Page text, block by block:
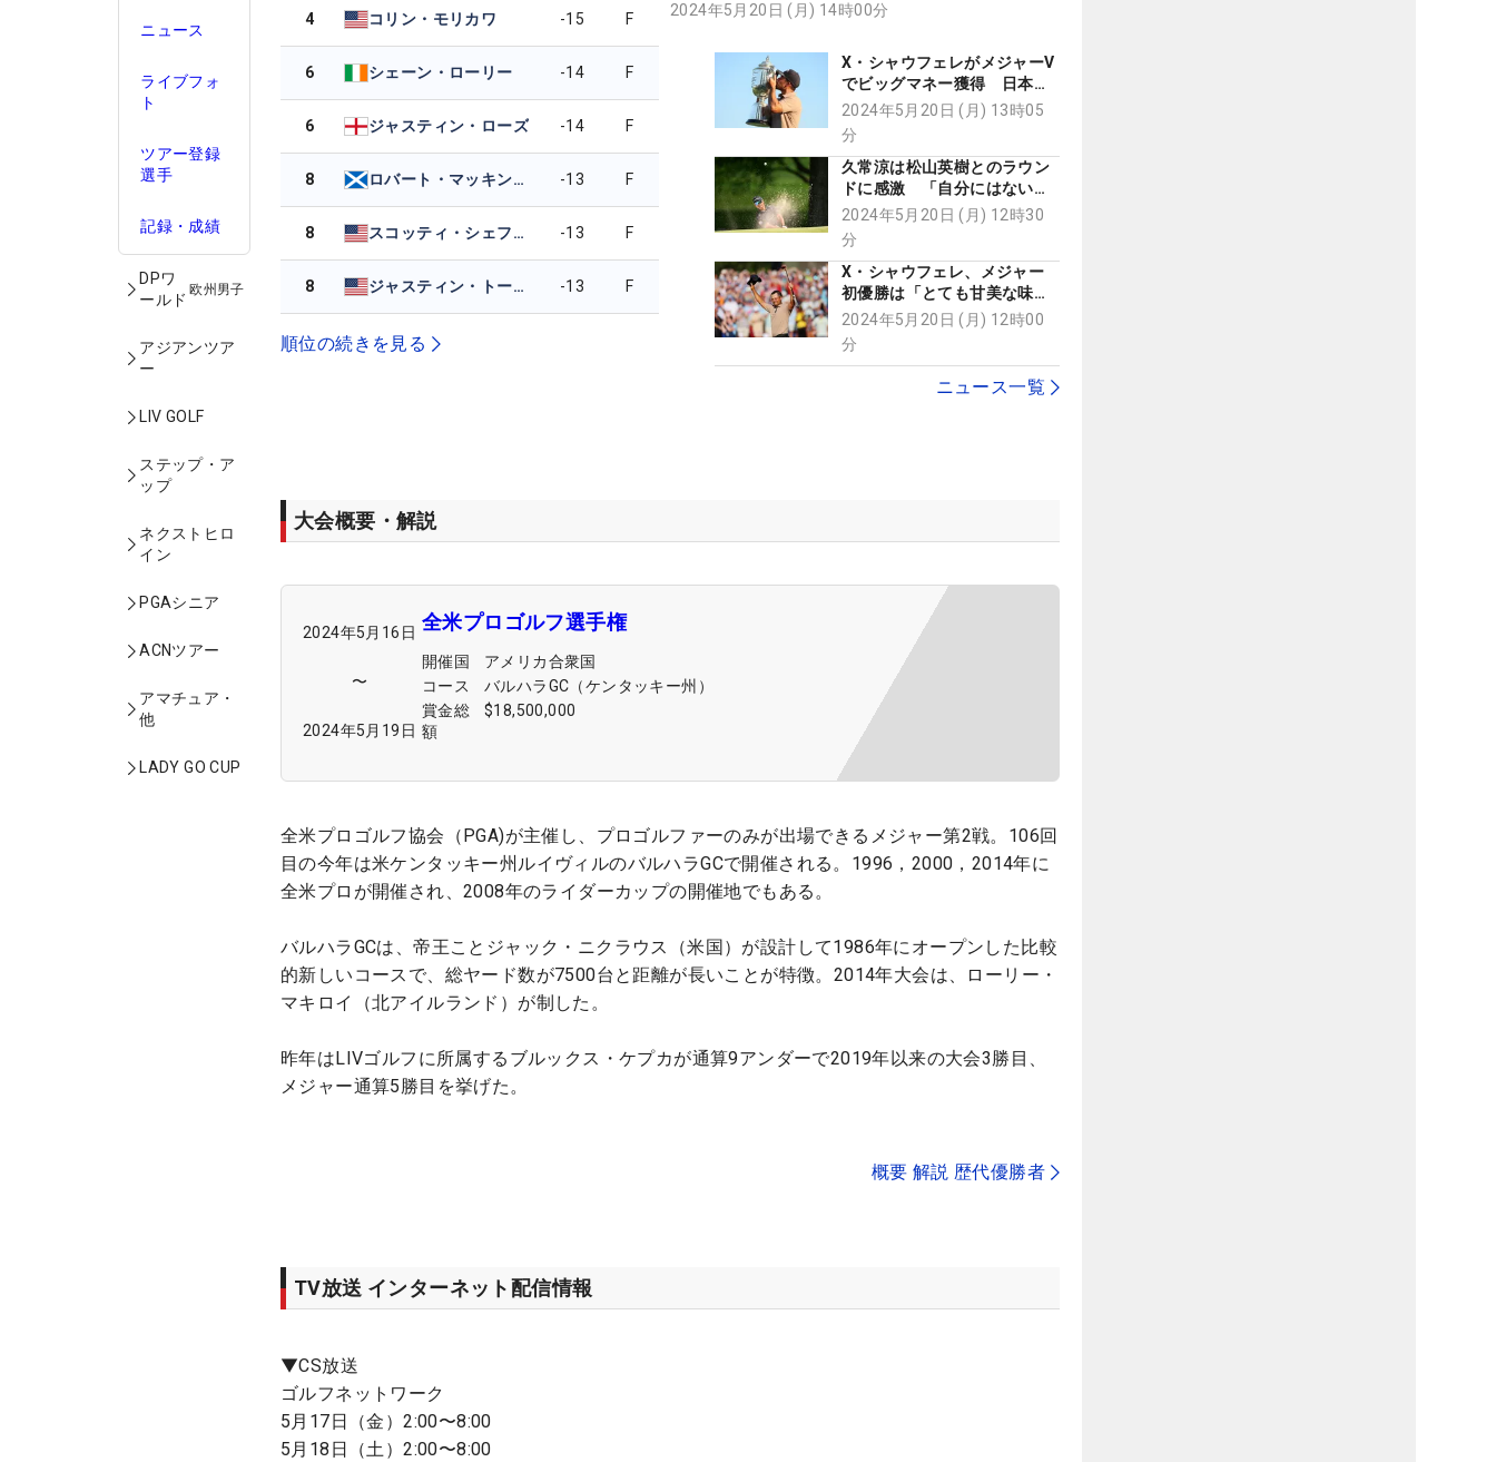
ニュース
ライブフォ
ト
ツアー登録
選手
記録・成績
DPワ
ールド
欧州男子
アジアンツア
ー
LIV GOLF
ステップ・ア
ップ
ネクストヒロ
イン
PGAシニア
ACNツアー
アマチュア・
他
LADY GO CUP
4 コリン・モリカワ -15 F
6 シェーン・ローリー -14 F
6 ジャスティン・ローズ -14 F
8 ロバート・マッキンタイア -13 F
8 スコッティ・シェフラー -13 F
8 ジャスティン・トーマス -13 F
順位の続きを見る
2024年5月20日 (月) 14時00分
X・シャウフェレがメジャーV
でビッグマネー獲得 日本勢
はいくら稼いだ？
2024年5月20日 (月) 13時05
分
久常涼は松山英樹とのラウン
ドに感激 「自分にはないも
の」…違いを感じた部分は？
2024年5月20日 (月) 12時30
分
X・シャウフェレ、メジャー
初優勝は「とても甘美な味わ
い」【舩越園子コラム】
2024年5月20日 (月) 12時00
分
ニュース一覧
大会概要・解説
2024年5月16日
〜
2024年5月19日
全米プロゴルフ選手権
開催国
アメリカ合衆国
コース
バルハラGC（ケンタッキー州）
賞金総
額
$18,500,000
全米プロゴルフ協会（PGA)が主催し、プロゴルファーのみが出場できるメジャー第2戦。106回
目の今年は米ケンタッキー州ルイヴィルのバルハラGCで開催される。1996，2000，2014年に
全米プロが開催され、2008年のライダーカップの開催地でもある。
バルハラGCは、帝王ことジャック・ニクラウス（米国）が設計して1986年にオープンした比較
的新しいコースで、総ヤード数が7500台と距離が長いことが特徴。2014年大会は、ローリー・
マキロイ（北アイルランド）が制した。
昨年はLIVゴルフに所属するブルックス・ケプカが通算9アンダーで2019年以来の大会3勝目、
メジャー通算5勝目を挙げた。
概要 解説 歴代優勝者
TV放送 インターネット配信情報
▼CS放送
ゴルフネットワーク
5月17日（金）2:00〜8:00
5月18日（土）2:00〜8:00